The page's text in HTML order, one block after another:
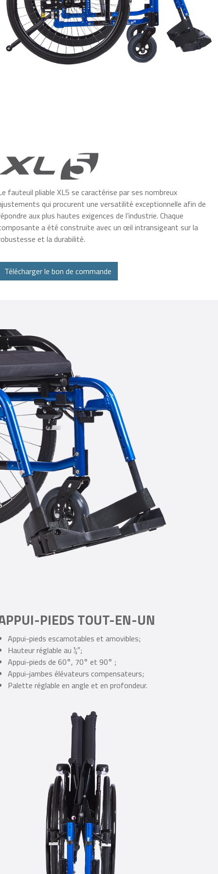
fauteuil pliable XL5 se caractérise par ses nombreux
qui procurent une versatilité exceptionnelle afin de
aux plus hautes exigences de l’industrie. Chaque
a été construite avec un œil intransigeant sur la
et la durabilité.
Télécharger le bon de commande
PIEDS TOUT-EN-UN
Appui-pieds escamotables et amovibles;
Hauteur réglable au ½″;
Appui-pieds de 60°, 70° et 90° ;
Appui-jambes élévateurs compensateurs;
Palette réglable en angle et en profondeur.